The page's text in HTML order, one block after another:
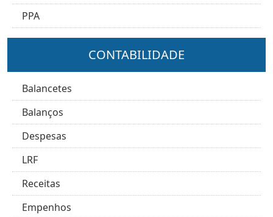
PPA
CONTABILIDADE
Balancetes
Balanços
Despesas
LRF
Receitas
Empenhos